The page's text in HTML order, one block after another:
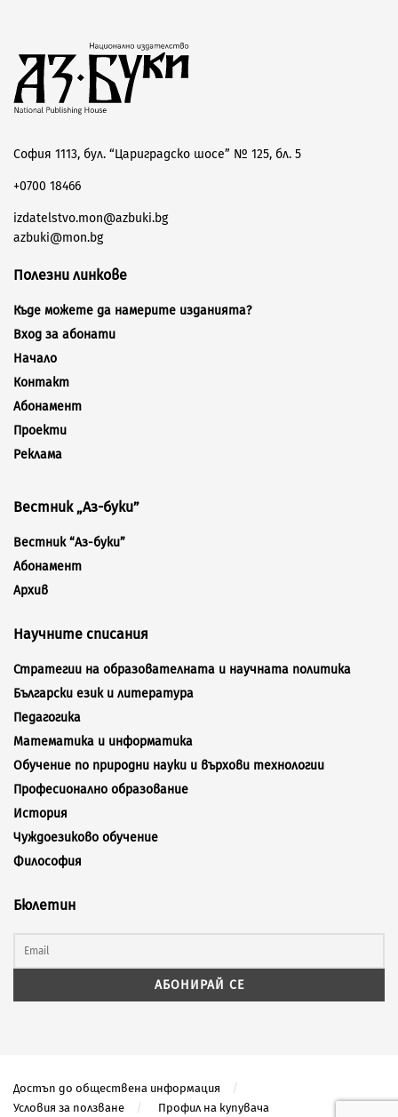
София 1113, бул. “Цариградско шосе” № 125, бл. 5
+0700 18466
izdatelstvo.mon@azbuki.bg
azbuki@mon.bg
Полезни линкове
Къде можете да намерите изданията?
Вход за абонати
Начало
Контакт
Абонамент
Проекти
Реклама
Вестник „Аз-буки”
Вестник “Аз-буки”
Абонамент
Архив
Научните списания
Стратегии на образователната и научната политика
Български език и литература
Педагогика
Математика и информатика
Обучение по природни науки и върхови технологии
Професионално образование
История
Чуждоезиково обучение
Философия
Бюлетин
Достъп до обществена информация
Условия за ползване
Профил на купувача